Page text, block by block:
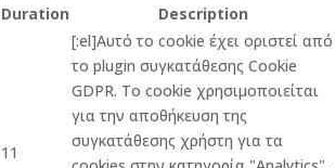
Duration Description
11
[:el]Αυτό το cookie έχει οριστεί από
το plugin συγκατάθεσης Cookie
GDPR. Το cookie χρησιμοποιείται
για την αποθήκευση της
συγκατάθεσης χρήστη για τα